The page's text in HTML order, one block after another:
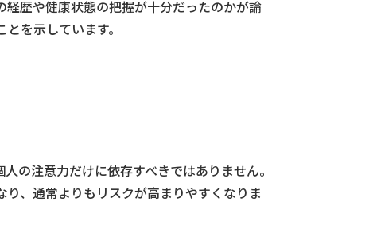
歴や健康状態の把握が十分だったのかが論
を示しています。
の注意力だけに依存すべきではありません。
、通常よりもリスクが高まりやすくなりま